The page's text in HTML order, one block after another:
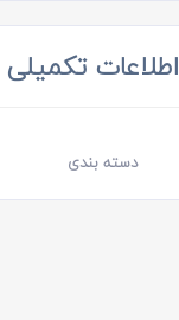
اطلاعات تکمیلی
دسته بندی